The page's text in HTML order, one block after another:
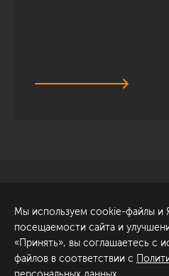
ул. Академика Павлова, 6
к1
+7 (812) 200-95-55
Мы используем cookie-файлы и
посещаемости сайта и
«Принять», вы соглашаетесь с
файлов в соответствии с